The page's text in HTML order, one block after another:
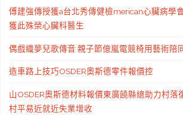
傅建強傳授獲a台北秀傳健檢merican心臟病學
獲此殊榮心臟科醫生
偶戲織夢兒歌傳音 親子節億嵐電競椅用藝術陪
造車路上技巧OSDER奧斯德零件報價控
山OSDER奧斯德材料報價東廣饒縣總助力村落
村平易近就近失業增收